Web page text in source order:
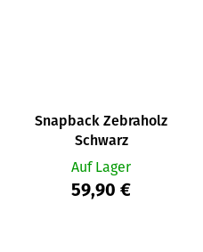
Snapback Zebraholz
Schwarz
Auf Lager
59,90 €